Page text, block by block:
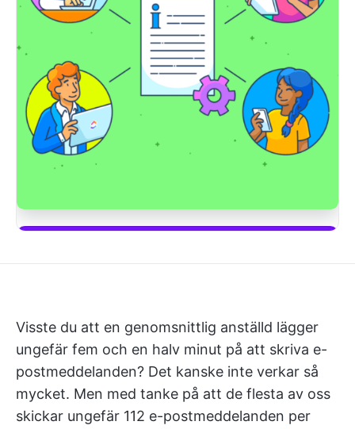
Visste du att en genomsnittlig anställd lägger
ungefär fem och en halv minut på att skriva e-
postmeddelanden? Det kanske inte verkar så
mycket. Men med tanke på att de flesta av oss
skickar ungefär 112 e-postmeddelanden per